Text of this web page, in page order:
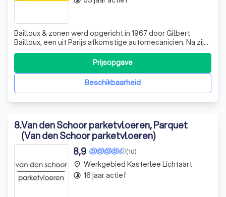
Bailloux & zonen werd opgericht in 1967 door Gilbert
Bailloux, een uit Parijs afkomstige automecanicien. Na zijn
opleiding begon Gilbert zijn carrière als leerjongen in de
Citroën fabrieken. In 1958, op 17-jarige leeftijd, begon hij bij
zijn schoonbroer te werken, een vloerder. Daar leerde hij
de st
Beschikbaarheid
Prijsopgave
8.Van den Schoor parketvloeren, Parquet
(Van den Schoor parketvloeren)
(10)
8,9
place Werkgebied Kasterlee Lichtaart
timelapse 16 jaar actief